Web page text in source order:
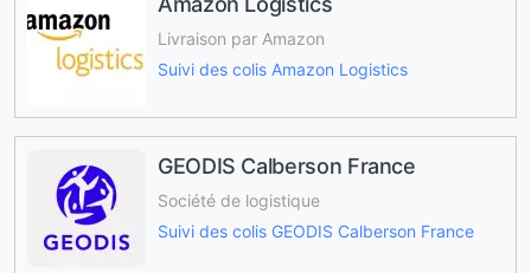
Livraison par Amazon
Suivi des colis Amazon Logistics
GEODIS Calberson France
Société de logistique
Suivi des colis GEODIS Calberson France